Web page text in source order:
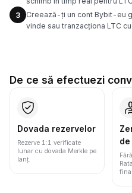
3
Creează-ți un cont Bybit-eu
vinde sau tranzacționa LTC cu
De ce să efectuezi
Dovada rezervelor
Rezerve 1:1 verificate
lunar cu dovada Merkle pe
lanț.